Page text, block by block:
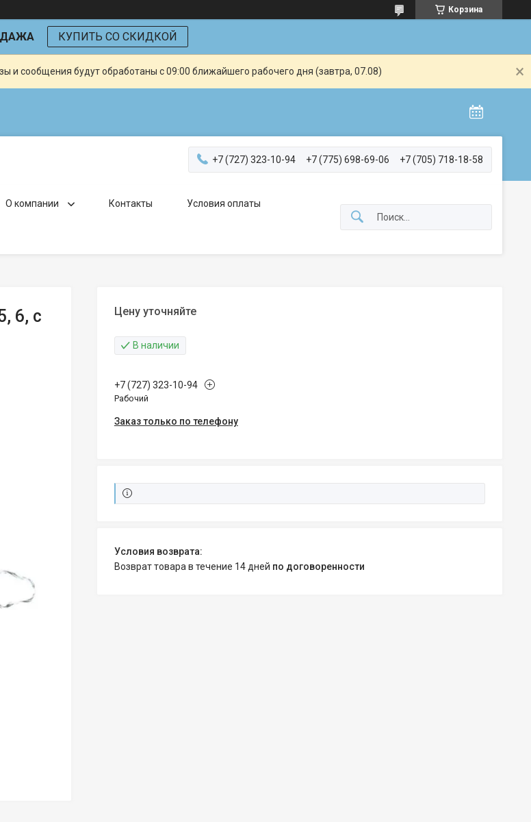
Корзина
КУПИТЬ СО СКИДКОЙ
и сообщения будут обработаны с 09:00 ближайшего рабочего дня (завтра, 07.08)
+7 (727) 323-10-94 +7 (775) 698-69-06 +7 (705) 718-18-58
О компании Контакты Условия оплаты
6, с
Цену уточняйте
В наличии
+7 (727) 323-10-94
Рабочий
Заказ только по телефону
возврат товара в течение 14 дней по договоренности